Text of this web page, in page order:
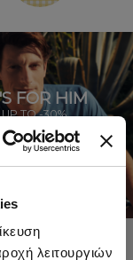
λειτουργιών
FOR HIM
UP TO -30%
SHOP SALE